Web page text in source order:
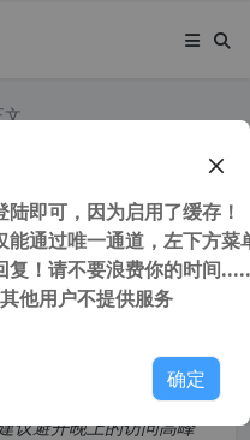
文
v5.89.9
议避开晚上的访问高峰
即可，因为启用了缓存！
通过唯一通道，左下方菜
复！请不要浪费你的时间
他用户不提供服务
确定